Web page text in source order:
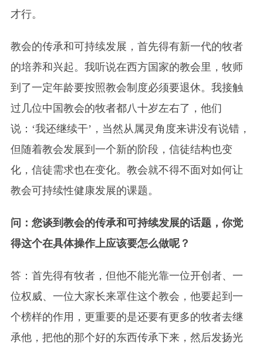
才行。
教会的传承和可持续发展，首先得有新一代的牧者
的培养和兴起。我听说在西方国家的教会里，牧师
到了一定年龄要按照教会制度必须要退休。我接触
过几位中国教会的牧者都八十岁左右了，他们
说：‘我还继续干’，当然从属灵角度来讲没有说错，
但随着教会发展到一个新的阶段，信徒结构也变
化，信徒需求也在变化。教会就不得不面对如何让
教会可持续性健康发展的课题。
问：您谈到教会的传承和可持续发展的话题，你觉
得这个在具体操作上应该要怎么做呢？
答：首先得有牧者，但他不能光靠一位开创者、一
位权威、一位大家长来罩住这个教会，他要起到一
个榜样的作用，更重要的是还要有更多的牧者去继
承他，把他的那个好的东西传承下来，然后发扬光